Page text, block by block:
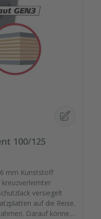
100/125
mm Kunststoff
auf die Reise.
Darauf können